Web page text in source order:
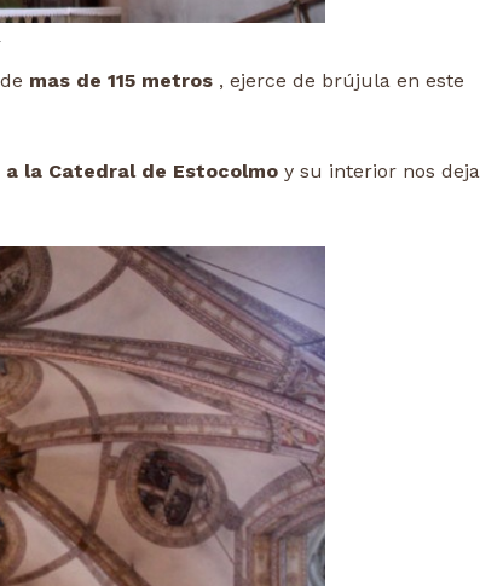
mas de 115 metros , ejerce de brújula en este
la Catedral de Estocolmo y su interior nos deja